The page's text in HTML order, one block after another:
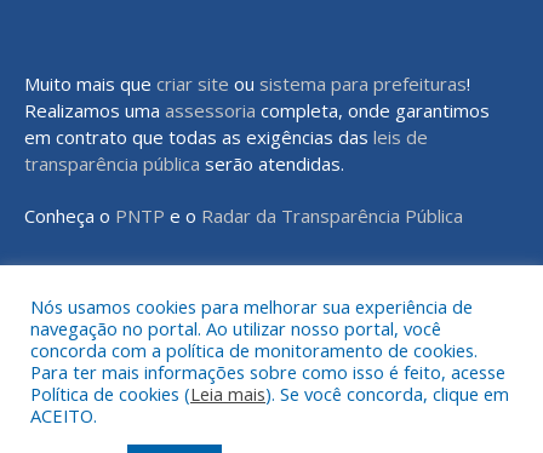
Muito mais que criar site ou sistema para prefeituras!
Realizamos uma assessoria completa, onde garantimos
em contrato que todas as exigências das leis de
transparência pública serão atendidas.
Conheça o PNTP e o Radar da Transparência Pública
Todos os direitos reservados a Prefeitura Municipal de Rondon do
Pará
Mapa do Site
Acessar o Webmail
Nós usamos cookies para melhorar sua experiência de
navegação no portal. Ao utilizar nosso portal, você
concorda com a política de monitoramento de cookies.
Para ter mais informações sobre como isso é feito, acesse
Política de cookies (Leia mais). Se você concorda, clique em
ACEITO.